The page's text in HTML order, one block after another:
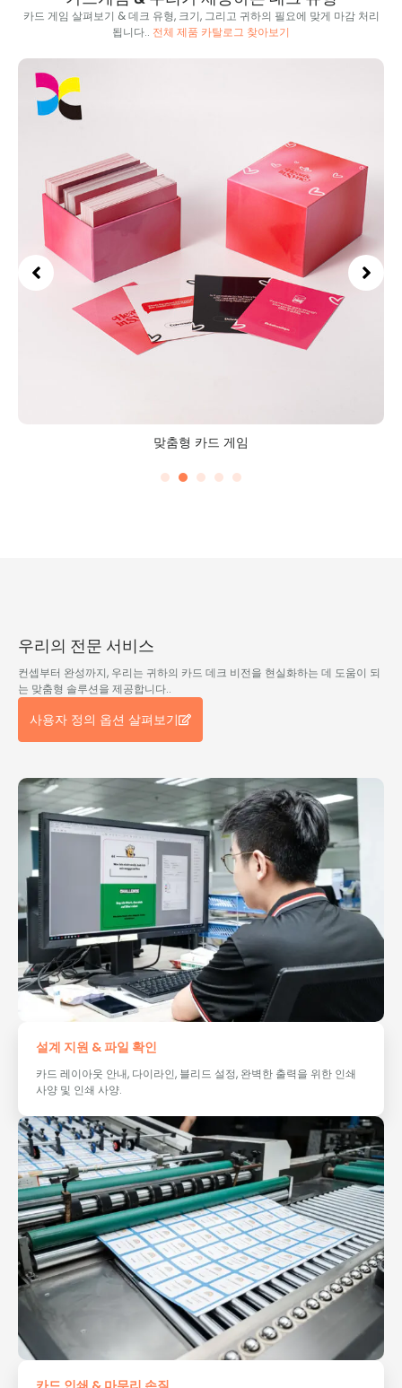
카드 게임 살펴보기 & 데크 유형, 크기, 그리고 귀하의 필요에 맞게 마감 처리
됩니다.. 전체 제품 카탈로그 찾아보기
맞춤형 카드 게임
우리의 전문 서비스
컨셉부터 완성까지, 우리는 귀하의 카드 데크 비전을 현실화하는 데 도움이 되
는 맞춤형 솔루션을 제공합니다..
사용자 정의 옵션 살펴보기
설계 지원 & 파일 확인
카드 레이아웃 안내, 다이라인, 블리드 설정, 완벽한 출력을 위한 인쇄
사양 및 인쇄 사양.